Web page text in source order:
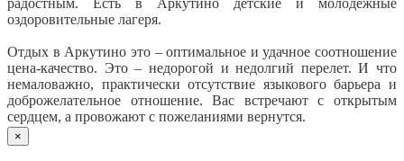
радостным. Есть в Аркутино детские и молодежные
оздоровительные лагеря.
Отдых в Аркутино это – оптимальное и удачное соотношение
цена-качество. Это – недорогой и недолгий перелет. И что
немаловажно, практически отсутствие языкового барьера и
доброжелательное отношение. Вас встречают с открытым
сердцем, а провожают с пожеланиями вернутся.
×